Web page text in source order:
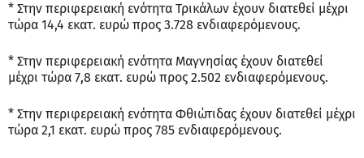
* Στην περιφερειακή ενότητα Τρικάλων έχουν διατεθεί μέχρι
τώρα 14,4 εκατ. ευρώ προς 3.728 ενδιαφερόμενους.
* Στην περιφερειακή ενότητα Μαγνησίας έχουν διατεθεί
μέχρι τώρα 7,8 εκατ. ευρώ προς 2.502 ενδιαφερόμενους.
* Στην περιφερειακή ενότητα Φθιώτιδας έχουν διατεθεί μέχρι
τώρα 2,1 εκατ. ευρώ προς 785 ενδιαφερόμενους.